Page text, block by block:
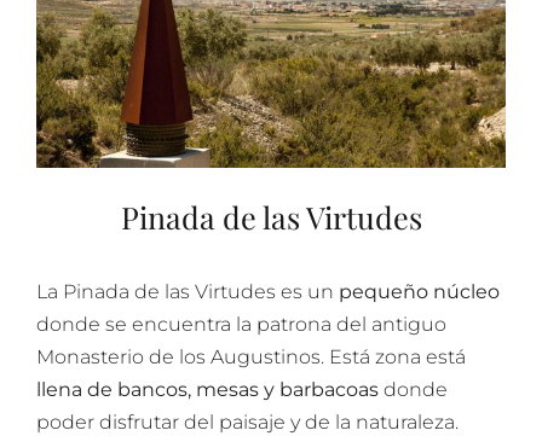
Pinada de las Virtudes
La Pinada de las Virtudes es un pequeño núcleo
donde se encuentra la patrona del antiguo
Monasterio de los Augustinos. Está zona está
llena de bancos, mesas y barbacoas donde
poder disfrutar del paisaje y de la naturaleza.